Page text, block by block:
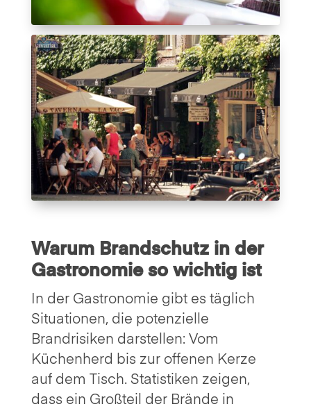
Warum Brandschutz in der
Gastronomie so wichtig ist
In der Gastronomie gibt es täglich
Situationen, die potenzielle
Brandrisiken darstellen: Vom
Küchenherd bis zur offenen Kerze
auf dem Tisch. Statistiken zeigen,
dass ein Großteil der Brände in